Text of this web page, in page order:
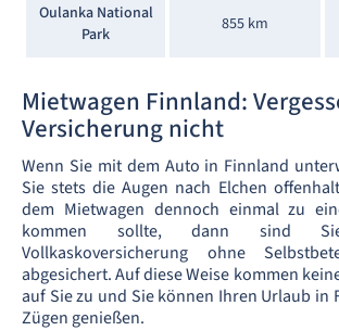
Oulanka National
Park
855 km
Mietwagen Finnland:
Versicherung nicht
Wenn Sie mit dem Auto in Finnland
Sie stets die Augen nach Elchen
dem Mietwagen dennoch einmal zu
kommen sollte, dann sind
Vollkaskoversicherung ohne
abgesichert. Auf diese Weise kommen
auf Sie zu und Sie können Ihren Urlaub in
Zügen genießen.